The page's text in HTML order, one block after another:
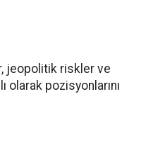
jeopolitik riskler ve
pozisyonlarını